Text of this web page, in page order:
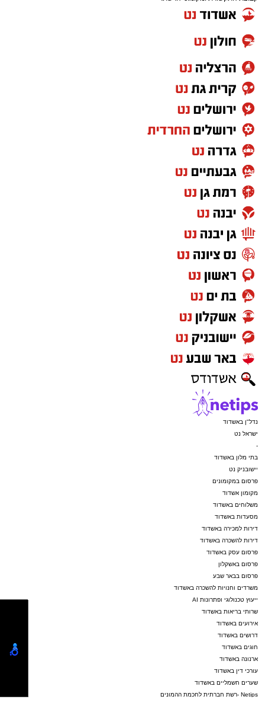
ASHDODS@ISNET.CO.IL
נדל"ן באשדוד
ישראל נט
-
בתי מלון באשדוד
יישובניק נט
פרסום במקומונים
מקומון אשדוד
משלוחים באשדוד
מסעדות באשדוד
דירות למכירה באשדוד
דירות להשכרה באשדוד
פרסום עסק באשדוד
פרסום באשקלון
פרסום בבאר שבע
משרדים וחנויות להשכרה באשדוד
ייעוץ טכנולוגי ופתרונות AI
שרותי בריאות באשדוד
אירועים באשדוד
דרושים באשדוד
חוגים באשדוד
ארנונה באשדוד
עורכי דין באשדוד
שערים חשמליים באשדוד
Netips -רשת חברתית לחכמת ההמונים